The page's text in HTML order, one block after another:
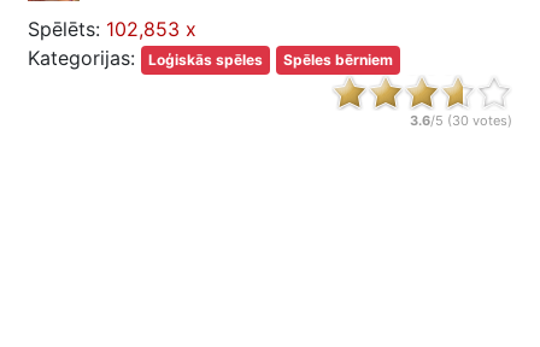
Spēlēts: 102,853 x
Kategorijas:
Loģiskās spēles Spēles bērniem
3.6/5 (30 votes)